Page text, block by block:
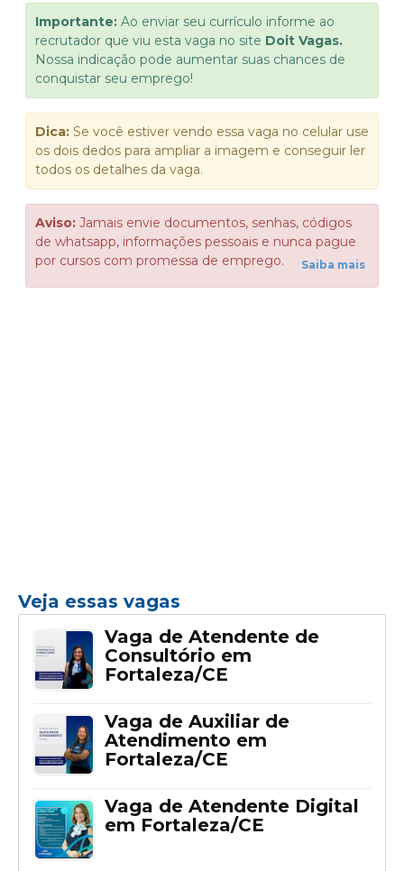
Importante: Ao enviar seu currículo informe ao
recrutador que viu esta vaga no site Doit Vagas.
Nossa indicação pode aumentar suas chances de
conquistar seu emprego!
Dica: Se você estiver vendo essa vaga no celular use
os dois dedos para ampliar a imagem e conseguir ler
todos os detalhes da vaga.
Aviso: Jamais envie documentos, senhas, códigos
de whatsapp, informações pessoais e nunca pague
por cursos com promessa de emprego.
Saiba mais
Veja essas vagas
Vaga de Atendente de
Consultório em
Fortaleza/CE
Vaga de Auxiliar de
Atendimento em
Fortaleza/CE
Vaga de Atendente Digital
em Fortaleza/CE